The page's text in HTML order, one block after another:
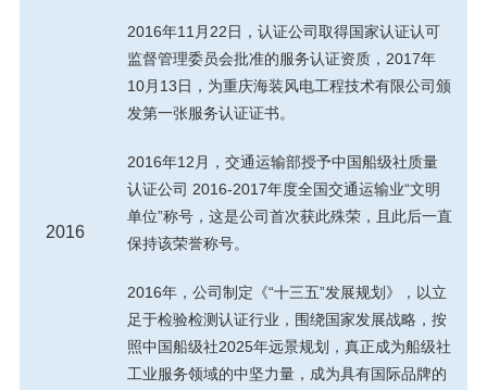
2016
2016年11月22日，认证公司取得国家认证认可
监督管理委员会批准的服务认证资质，2017年
10月13日，为重庆海装风电工程技术有限公司颁
发第一张服务认证证书。
2016年12月，交通运输部授予中国船级社质量
认证公司 2016-2017年度全国交通运输业“文明
单位”称号，这是公司首次获此殊荣，且此后一直
保持该荣誉称号。
2016年，公司制定《“十三五”发展规划》，以立
足于检验检测认证行业，围绕国家发展战略，按
照中国船级社2025年远景规划，真正成为船级社
工业服务领域的中坚力量，成为具有国际品牌的